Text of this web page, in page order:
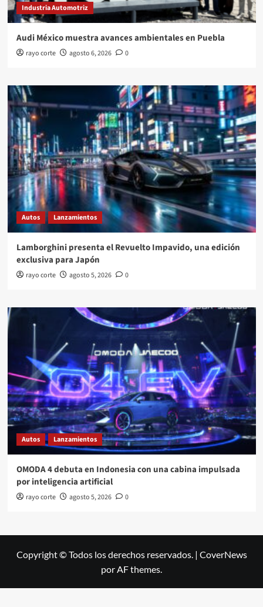
Industria Automotriz
Audi México muestra avances ambientales en Puebla
rayo corte agosto 6, 2026 0
Autos Lanzamientos
Lamborghini presenta el Revuelto Impavido, una edición
exclusiva para Japón
rayo corte agosto 5, 2026 0
Autos Lanzamientos
OMODA 4 debuta en Indonesia con una cabina impulsada
por inteligencia artificial
rayo corte agosto 5, 2026 0
Copyright © Todos los derechos reservados. | CoverNews
por AF themes.